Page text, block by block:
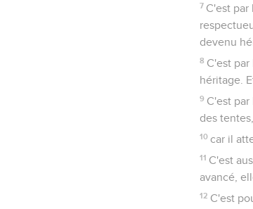
7 C'est
devenu
8 C'est
héritage.
9 C'est par
des
10 car il
11 C'est
avancé,
12 C'est